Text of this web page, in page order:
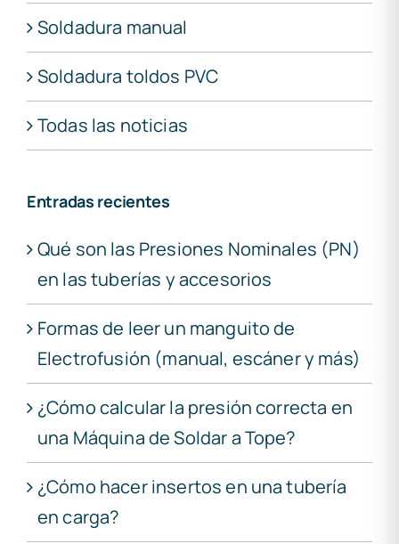
Soldadura manual
Soldadura toldos PVC
Todas las noticias
Entradas recientes
Qué son las Presiones Nominales (PN)
en las tuberías y accesorios
Formas de leer un manguito de
Electrofusión (manual, escáner y más)
¿Cómo calcular la presión correcta en
una Máquina de Soldar a Tope?
¿Cómo hacer insertos en una tubería
en carga?